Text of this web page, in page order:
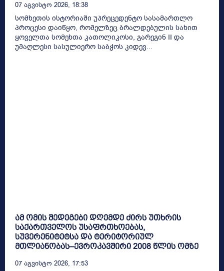
07 Აგვისტო 2026, 18:38
სომხეთის ისტორიაში უპრეცედენტო სასამართლო
პროცესი დაიწყო, რომელზეც ბრალდებულის სახით
ყოველთა სომეხთა კათოლიკოსი, გარეგინ II და
უმაღლესი სასულიერო საბჭოს კიდევ...
ამ ომის შედეგები დღემდე ძირს უთხრის
საქართველოს უსაფრთხოებას,
სუვერენიტეტსა და ტერიტორიულ
მთლიანობას–ევროკავშირი 2008 წლის ომზე
07 Აგვისტო 2026, 17:53